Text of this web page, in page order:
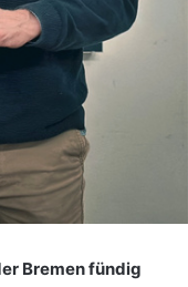
Bremen fündig